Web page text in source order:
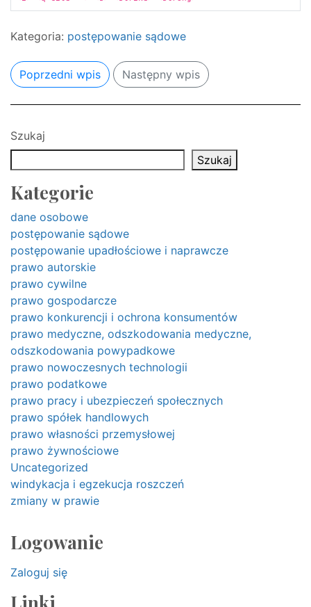
Kategoria: postępowanie sądowe
Poprzedni wpis Następny wpis
Szukaj
Szukaj
Kategorie
dane osobowe
postępowanie sądowe
postępowanie upadłościowe i naprawcze
prawo autorskie
prawo cywilne
prawo gospodarcze
prawo konkurencji i ochrona konsumentów
prawo medyczne, odszkodowania medyczne,
odszkodowania powypadkowe
prawo nowoczesnych technologii
prawo podatkowe
prawo pracy i ubezpieczeń społecznych
prawo spółek handlowych
prawo własności przemysłowej
prawo żywnościowe
Uncategorized
windykacja i egzekucja roszczeń
zmiany w prawie
Logowanie
Zaloguj się